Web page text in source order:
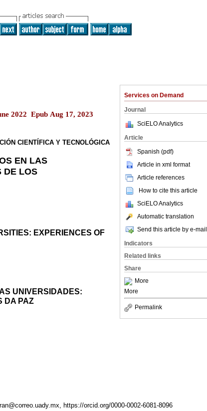
Services on Demand
Journal
SciELO Analytics
Article
Spanish (pdf)
Article in xml format
Article references
How to cite this article
SciELO Analytics
Automatic translation
Send this article by e-mail
Indicators
Related links
Share
More
More
Permalink
2022 Epub Aug 17, 2023
CIENTÍFICA Y TECNOLÓGICA
EN LAS
DE LOS
EXPERIENCES OF
UNIVERSIDADES:
DA PAZ
https://orcid.org/0000-0002-6081-8096